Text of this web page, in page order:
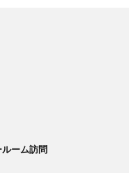
ーム訪問